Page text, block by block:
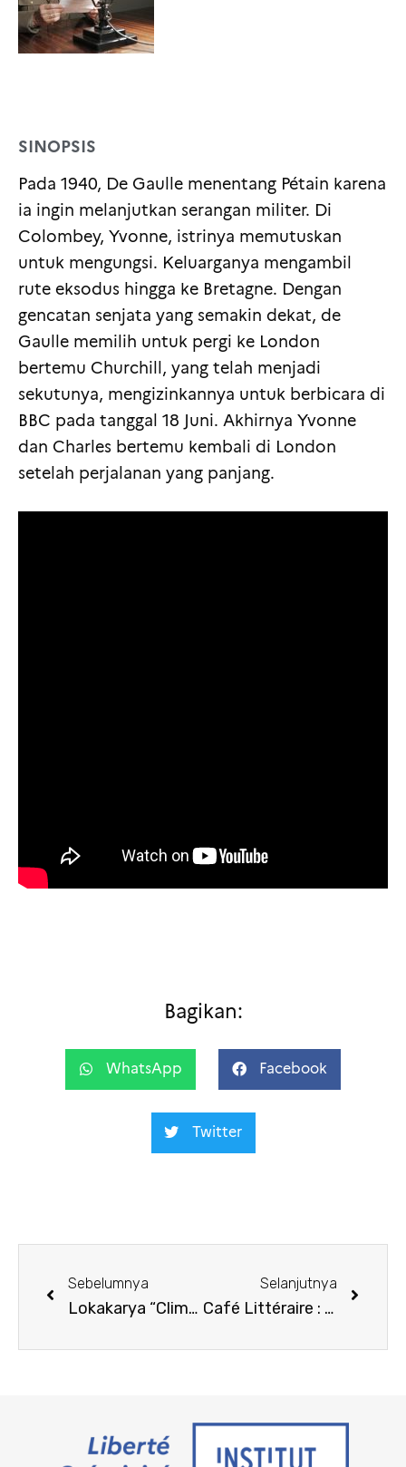
SINOPSIS
Pada 1940, De Gaulle menentang Pétain karena
ia ingin melanjutkan serangan militer. Di
Colombey, Yvonne, istrinya memutuskan
untuk mengungsi. Keluarganya mengambil
rute eksodus hingga ke Bretagne. Dengan
gencatan senjata yang semakin dekat, de
Gaulle memilih untuk pergi ke London
bertemu Churchill, yang telah menjadi
sekutunya, mengizinkannya untuk berbicara di
BBC pada tanggal 18 Juni. Akhirnya Yvonne
dan Charles bertemu kembali di London
setelah perjalanan yang panjang.
Bagikan:
WhatsApp Facebook
Twitter
Sebelumnya
Lokakarya “Climate Fresk” Mei 2024
Selanjutnya
Café Littéraire : “Le petit prince”